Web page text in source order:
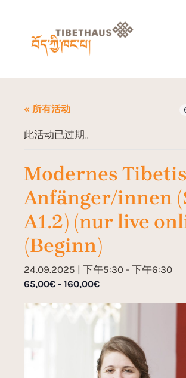
« 所有活动
此活动已过期。
Modernes
Anfänger/innen
A1.2) (nur live
(Beginn)
24.09.2025 | 下午5:30 - 下午6:30
65,00€ - 160,00€